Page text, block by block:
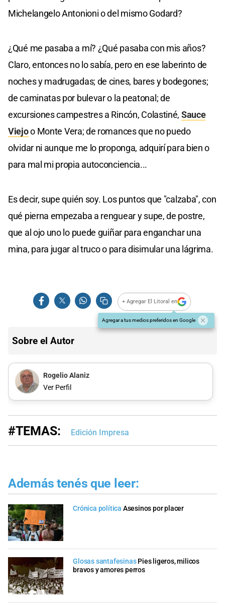
Michelangelo Antonioni o del mismo Godard?
¿Qué me pasaba a mí? ¿Qué pasaba con mis años?
Claro, entonces no lo sabía, pero en ese laberinto de
noches y madrugadas; de cines, bares y bodegones;
de caminatas por bulevar o la peatonal; de
excursiones campestres a Rincón, Colastiné, Sauce
Viejoo Monte Vera; de romances que no puedo
olvidar ni aunque me lo proponga, adquirí para bien o
para mal mi propia autoconciencia...
Es decir, supe quién soy. Los puntos que "calzaba", con
qué pierna empezaba a renguear y supe, de postre,
que al ojo uno lo puede guiñar para enganchar una
mina, para jugar al truco o para disimular una lágrima.
+ Agregar El Litoral en
Agregar a tus medios preferidos en Google
Sobre el Autor
Rogelio Alaniz
Ver Perfil
#TEMAS: Edición Impresa
Además tenés que leer:
Crónica política Asesinos por placer
Glosas santafesinas Pies ligeros, milicos
bravos y amores perros